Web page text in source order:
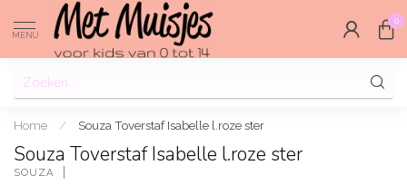
MENU
0
Home / Souza Toverstaf Isabelle l.roze ster
Souza Toverstaf Isabelle l.roze ster
SOUZA